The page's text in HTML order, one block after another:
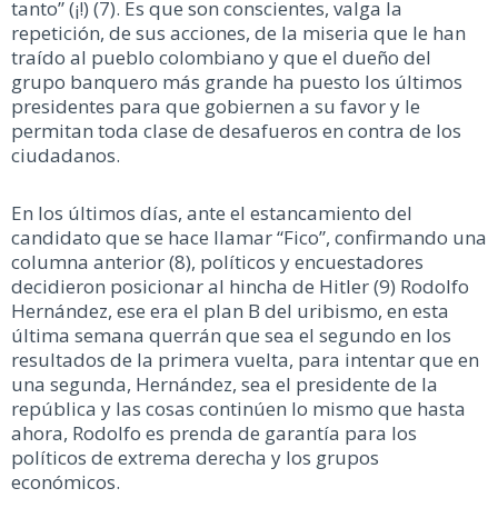
tanto” (¡!) (7). Es que son conscientes, valga la
repetición, de sus acciones, de la miseria que le han
traído al pueblo colombiano y que el dueño del
grupo banquero más grande ha puesto los últimos
presidentes para que gobiernen a su favor y le
permitan toda clase de desafueros en contra de los
ciudadanos.
En los últimos días, ante el estancamiento del
candidato que se hace llamar “Fico”, confirmando una
columna anterior (8), políticos y encuestadores
decidieron posicionar al hincha de Hitler (9) Rodolfo
Hernández, ese era el plan B del uribismo, en esta
última semana querrán que sea el segundo en los
resultados de la primera vuelta, para intentar que en
una segunda, Hernández, sea el presidente de la
república y las cosas continúen lo mismo que hasta
ahora, Rodolfo es prenda de garantía para los
políticos de extrema derecha y los grupos
económicos.